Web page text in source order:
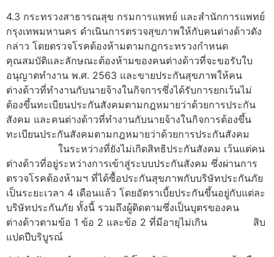
4.3 กระทรวงสาธารณสุข กรมการแพทย์ และสำนักการแพทย์
กรุงเทพมหานคร ดำเนินการตรวจสุขภาพให้กับคนต่างด้าวดัง
กล่าว โดยตรวจโรคต้องห้ามตามกฎกระทรวงกำหนด
คุณสมบัติและลักษณะต้องห้ามของคนต่างด้าวที่จะขอรับใบ
อนุญาตทำงาน พ.ศ. 2563 และขายประกันสุขภาพให้คน
ต่างด้าวที่ทำงานกับนายจ้างในกิจการซึ่งได้รับการยกเว้นไม่
ต้องขึ้นทะเบียนประกันสังคมตามกฎหมายว่าด้วยการประกัน
สังคม และคนต่างด้าวที่ทำงานกับนายจ้างในกิจการต้องขึ้น
ทะเบียนประกันสังคมตามกฎหมายว่าด้วยการประกันสังคม
ในระหว่างที่ยังไม่เกิดสิทธิประกันสังคม เว้นแต่คน
ต่างด้าวที่อยู่ระหว่างการเข้าสู่ระบบประกันสังคม ซึ่งผ่านการ
ตรวจโรคต้องห้ามฯ ที่ได้ซื้อประกันสุขภาพกับบริษัทประกันภัย
เป็นระยะเวลา 4 เดือนแล้ว โดยอัตราเบี้ยประกันขึ้นอยู่กับแต่ละ
บริษัทประกันภัย ทั้งนี้ รวมถึงผู้ติดตามซึ่งเป็นบุตรของคน
ต่างด้าวตามข้อ 1 ข้อ 2 และข้อ 2 ที่มีอายุไม่เกิน สิบ
แปดปีบริบูรณ์